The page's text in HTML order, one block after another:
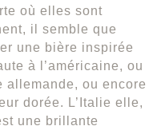
où elles sont
il semble que
une bière inspirée
à l’américaine, ou
allemande, ou encore
dorée. L’Italie elle,
une brillante